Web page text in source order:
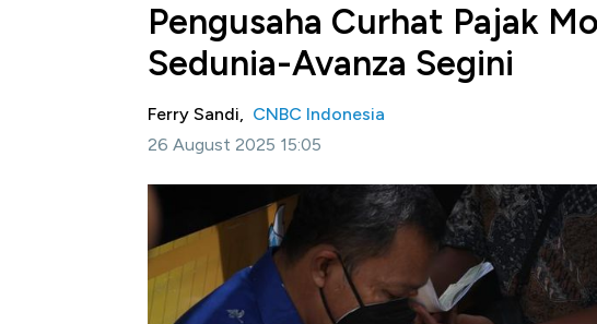
Pengusaha Curhat Pajak
Sedunia-Avanza Segini
Ferry Sandi, CNBC Indonesia
26 August 2025 15:05